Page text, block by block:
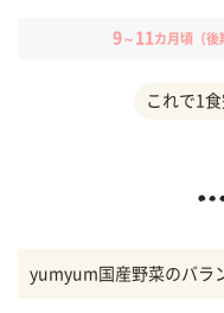
9～ 11 カ月頃（後
これで1
yumyum国産野菜のバラ